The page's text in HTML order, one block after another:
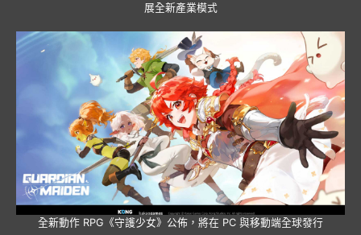
展全新產業模式
全新動作 RPG《守護少女》公佈，將在 PC 與移動端全球發行